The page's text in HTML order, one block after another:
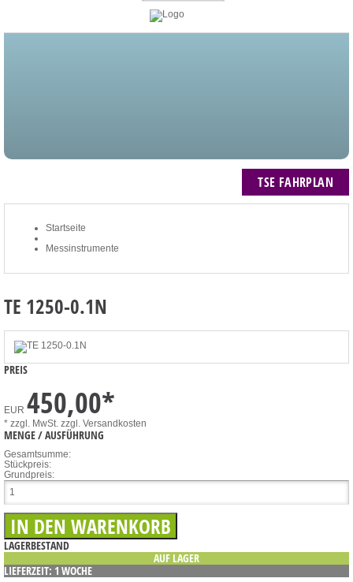
TSE FAHRPLAN
Startseite
Messinstrumente
TE 1250-0.1N
PREIS
EUR 450,00*
* zzgl. MwSt. zzgl. Versandkosten
MENGE / AUSFÜHRUNG
Gesamtsumme:
Stückpreis:
Grundpreis:
LAGERBESTAND
AUF LAGER
LIEFERZEIT: 1 WOCHE